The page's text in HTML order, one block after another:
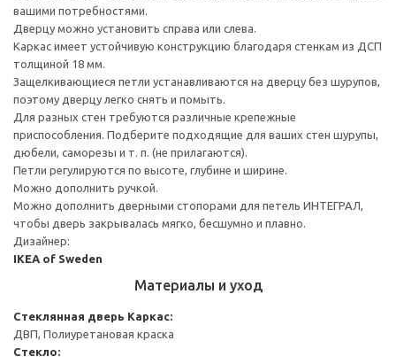
вашими потребностями.
Дверцу можно установить справа или слева.
Каркас имеет устойчивую конструкцию благодаря стенкам из ДСП
толщиной 18 мм.
Защелкивающиеся петли устанавливаются на дверцу без шурупов,
поэтому дверцу легко снять и помыть.
Для разных стен требуются различные крепежные
приспособления. Подберите подходящие для ваших стен шурупы,
дюбели, саморезы и т. п. (не прилагаются).
Петли регулируются по высоте, глубине и ширине.
Можно дополнить ручкой.
Можно дополнить дверными стопорами для петель ИНТЕГРАЛ,
чтобы дверь закрывалась мягко, бесшумно и плавно.
Дизайнер:
IKEA of Sweden
Материалы и уход
Стеклянная дверь Каркас:
ДВП, Полиуретановая краска
Стекло: